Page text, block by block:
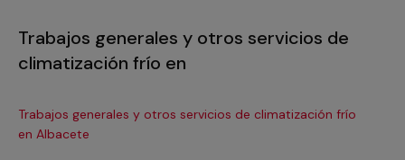
Trabajos generales y otros servicios de
climatización frío en
Trabajos generales y otros servicios de climatización frío
en Albacete